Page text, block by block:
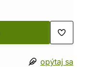
opýtaj sa